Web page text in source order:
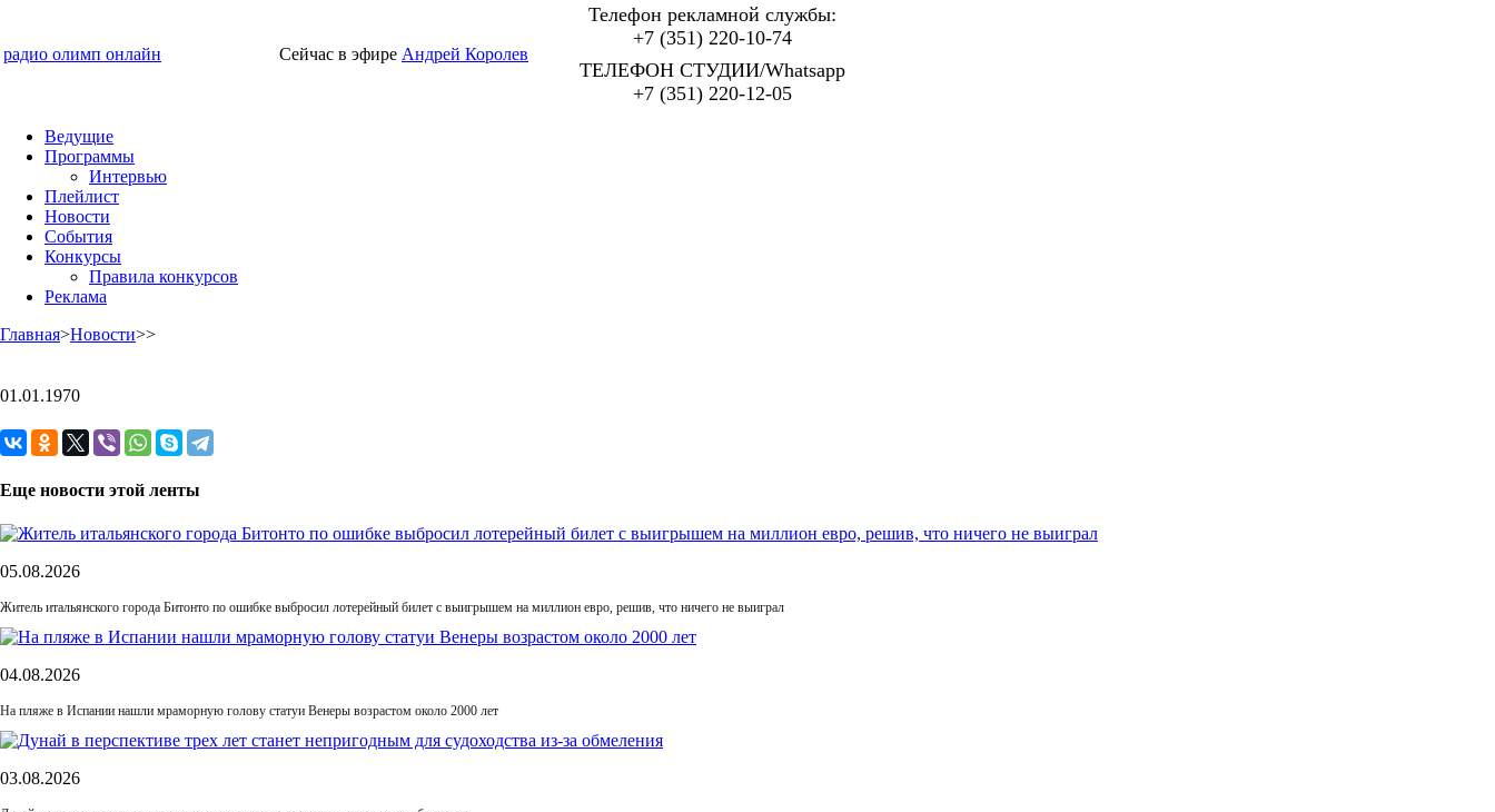
радио олимп онлайн Сейчас в эфире Андрей Королев
Телефон рекламной службы:
+7 (351) 220-10-74
ТЕЛЕФОН СТУДИИ/Whatsapp
+7 (351) 220-12-05
Ведущие
Программы
Интервью
Плейлист
Новости
События
Конкурсы
Правила конкурсов
Реклама
Главная>Новости>>
01.01.1970
Еще новости этой ленты
05.08.2026
Житель итальянского города Битонто по ошибке выбросил лотерейный билет с выигрышем на миллион евро, решив, что ничего не выиграл
04.08.2026
На пляже в Испании нашли мраморную голову статуи Венеры возрастом около 2000 лет
03.08.2026